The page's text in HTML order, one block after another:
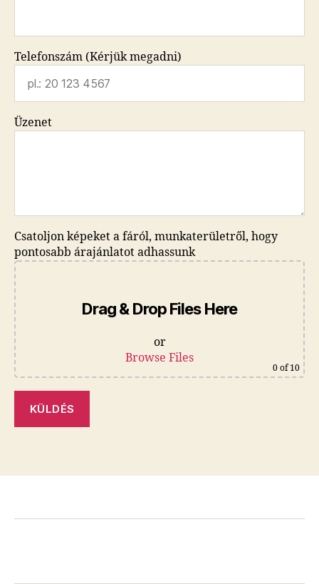
Telefonszám (Kérjük megadni)
Üzenet
Csatoljon képeket a fáról, munkaterületről, hogy
pontosabb árajánlatot adhassunk
Drag & Drop Files Here
or
Browse Files
0 of 10